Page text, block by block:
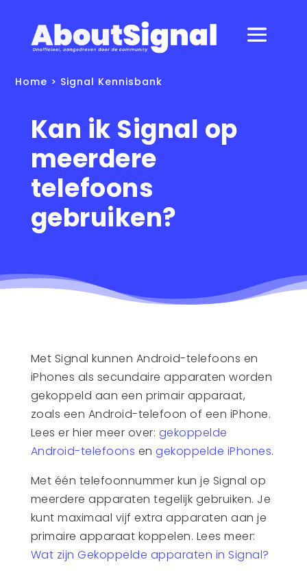
Home > Signal Kennisbank
Kan ik Signal op
meerdere
telefoons
gebruiken?
Met Signal kunnen Android-telefoons en
iPhones als secundaire apparaten worden
gekoppeld aan een primair apparaat,
zoals een Android-telefoon of een iPhone.
Lees er hier meer over: gekoppelde
Android-telefoons engekoppelde iPhones.
Met één telefoonnummer kun je Signal op
meerdere apparaten tegelijk gebruiken. Je
kunt maximaal vijf extra apparaten aan je
primaire apparaat koppelen. Lees meer:
Wat zijn Gekoppelde apparaten in Signal?